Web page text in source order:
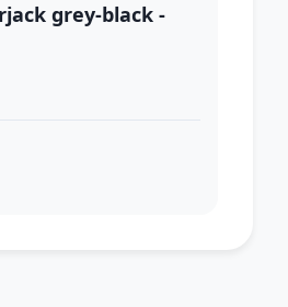
grey-black -